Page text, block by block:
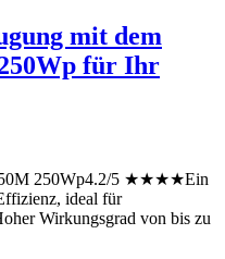
mit dem
für Ihr
250Wp4.2/5 ★★★★Ein
ideal für
Wirkungsgrad von bis zu